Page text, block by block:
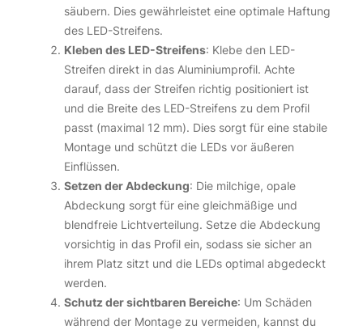
säubern. Dies gewährleistet eine optimale Haftung
des LED-Streifens.
Kleben des LED-Streifens: Klebe den LED-
Streifen direkt in das Aluminiumprofil. Achte
darauf, dass der Streifen richtig positioniert ist
und die Breite des LED-Streifens zu dem Profil
passt (maximal 12 mm). Dies sorgt für eine stabile
Montage und schützt die LEDs vor äußeren
Einflüssen.
Setzen der Abdeckung: Die milchige, opale
Abdeckung sorgt für eine gleichmäßige und
blendfreie Lichtverteilung. Setze die Abdeckung
vorsichtig in das Profil ein, sodass sie sicher an
ihrem Platz sitzt und die LEDs optimal abgedeckt
werden.
Schutz der sichtbaren Bereiche: Um Schäden
während der Montage zu vermeiden, kannst du